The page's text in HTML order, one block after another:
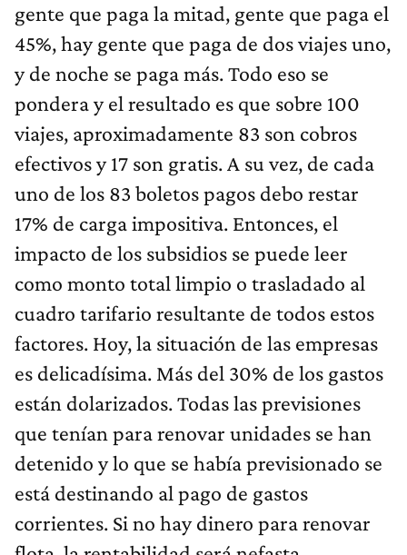
gente que paga la mitad, gente que paga el
45%, hay gente que paga de dos viajes uno,
y de noche se paga más. Todo eso se
pondera y el resultado es que sobre 100
viajes, aproximadamente 83 son cobros
efectivos y 17 son gratis. A su vez, de cada
uno de los 83 boletos pagos debo restar
17% de carga impositiva. Entonces, el
impacto de los subsidios se puede leer
como monto total limpio o trasladado al
cuadro tarifario resultante de todos estos
factores. Hoy, la situación de las empresas
es delicadísima. Más del 30% de los gastos
están dolarizados. Todas las previsiones
que tenían para renovar unidades se han
detenido y lo que se había previsionado se
está destinando al pago de gastos
corrientes. Si no hay dinero para renovar